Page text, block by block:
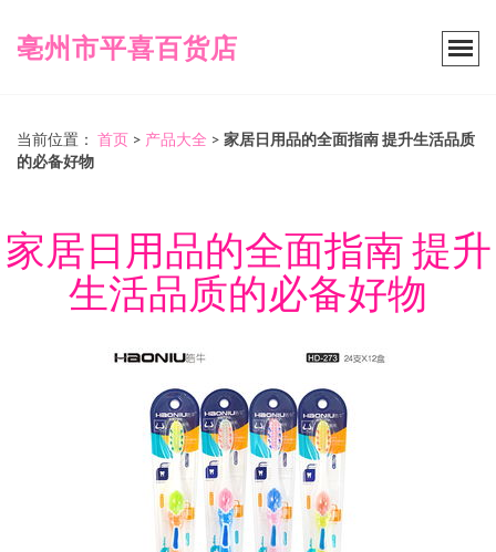
亳州市平喜百货店
当前位置： 首页 > 产品大全 > 家居日用品的全面指南 提升生活品质
的必备好物
家居日用品的全面指南 提升
生活品质的必备好物